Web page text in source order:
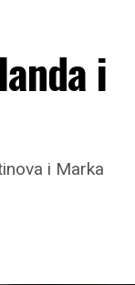
i
i Marka